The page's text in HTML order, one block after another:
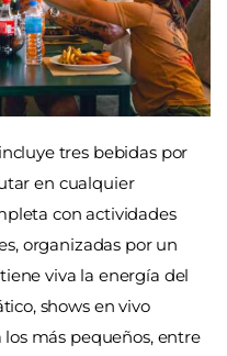
tres bebidas por
en cualquier
con actividades
organizadas por un
viva la energía del
shows en vivo
más pequeños, entre